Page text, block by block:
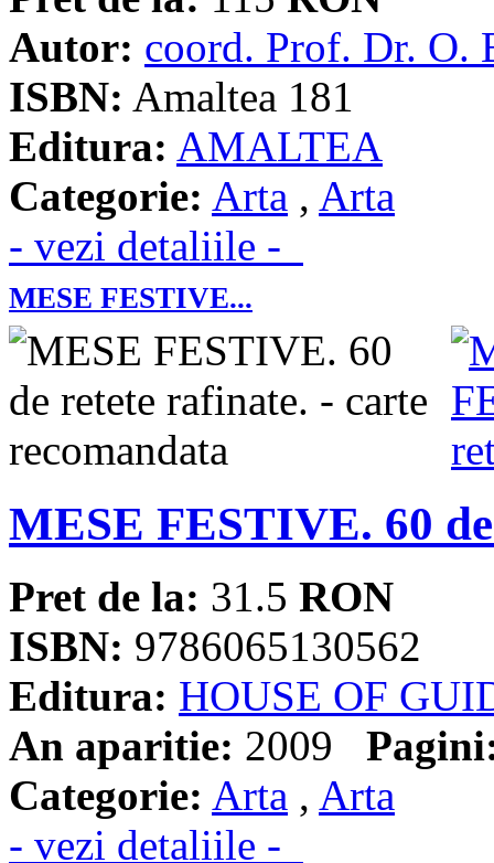
Autor: coord. Prof. Dr. O.
ISBN: Amaltea 181
Editura: AMALTEA
Categorie: Arta , Arta
- vezi detaliile -
MESE FESTIVE...
MESE FESTIVE. 60
Pret de la: 31.5 RON
ISBN: 9786065130562
Editura: HOUSE OF
An aparitie: 2009
Categorie: Arta , Arta
- vezi detaliile -